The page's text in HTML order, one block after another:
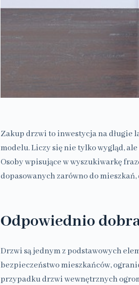
Zakup drzwi to inwestycja na długie
modelu. Liczy się nie tylko wygląd,
Osoby wpisujące w wyszukiwarkę
dopasowanych zarówno do
Odpowiednio
Drzwi są jednym z podstawowych
bezpieczeństwo mieszkańców,
przypadku drzwi wewnętrznych